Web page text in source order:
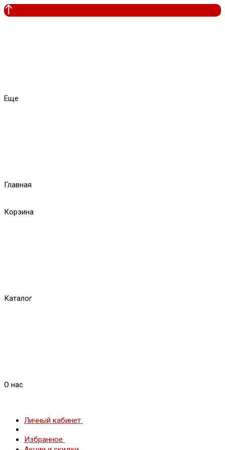
Еще
Главная
Корзина
Каталог
О нас
Личный кабинет
Избранное